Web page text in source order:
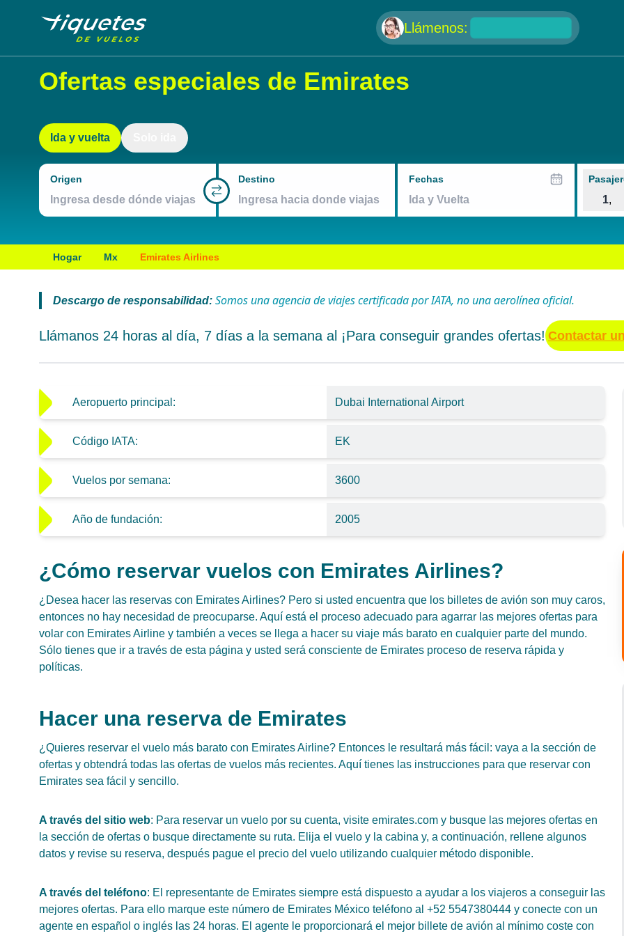
Llámenos:
Ofertas especiales de Emirates
Ida y vuelta
Origen Destino Fechas
1,
Hogar Mx Emirates Airlines
Descargo de responsabilidad: Somos una agencia de viajes certificada por IATA, no una aerolínea oficial.
Llámanos 24 horas al día, 7 días a la semana al ¡Para conseguir grandes ofertas! Contactar
Aeropuerto principal: Dubai International Airport
Código IATA: EK
Vuelos por semana: 3600
Año de fundación: 2005
¿Cómo reservar vuelos con Emirates Airlines?
¿Desea hacer las reservas con Emirates Airlines? Pero si usted encuentra que los billetes de avión son muy caros,
entonces no hay necesidad de preocuparse. Aquí está el proceso adecuado para agarrar las mejores ofertas para
volar con Emirates Airline y también a veces se llega a hacer su viaje más barato en cualquier parte del mundo.
Sólo tienes que ir a través de esta página y usted será consciente de Emirates proceso de reserva rápida y
políticas.
Hacer una reserva de Emirates
¿Quieres reservar el vuelo más barato con Emirates Airline? Entonces le resultará más fácil: vaya a la sección de
ofertas y obtendrá todas las ofertas de vuelos más recientes. Aquí tienes las instrucciones para que reservar con
Emirates sea fácil y sencillo.
A través del sitio web: Para reservar un vuelo por su cuenta, visite emirates.com y busque las mejores ofertas en
la sección de ofertas o busque directamente su ruta. Elija el vuelo y la cabina y, a continuación, rellene algunos
datos y revise su reserva, después pague el precio del vuelo utilizando cualquier método disponible.
A través del teléfono: El representante de Emirates siempre está dispuesto a ayudar a los viajeros a conseguir las
mejores ofertas. Para ello marque este número de Emirates México teléfono al +52 5547380444 y conecte con un
agente en español o inglés las 24 horas. El agente le proporcionará el mejor billete de avión al mínimo coste con